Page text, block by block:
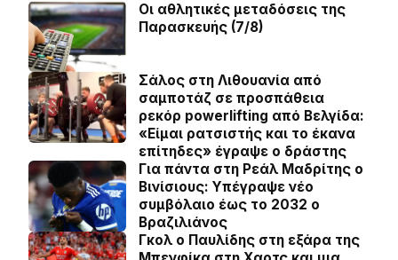
Οι αθλητικές μεταδόσεις της
Παρασκευής (7/8)
Σάλος στη Λιθουανία από
σαμποτάζ σε προσπάθεια
ρεκόρ powerlifting από Βελγίδα:
«Είμαι ρατσιστής και το έκανα
επίτηδες» έγραψε ο δράστης
Για πάντα στη Ρεάλ Μαδρίτης ο
Βινίσιους: Yπέγραψε νέο
συμβόλαιο έως το 2032 ο
Βραζιλιάνος
Γκολ ο Παυλίδης στη εξάρα της